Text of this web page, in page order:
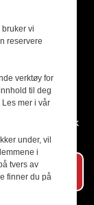
slik
vi
reservere
verktøy for
til deg
mer i vår
under, vil
i
tvers av
finner du på